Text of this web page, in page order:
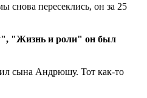
снова пересеклись, он за 25
"Жизнь и роли" он был
сына Андрюшу. Тот как-то